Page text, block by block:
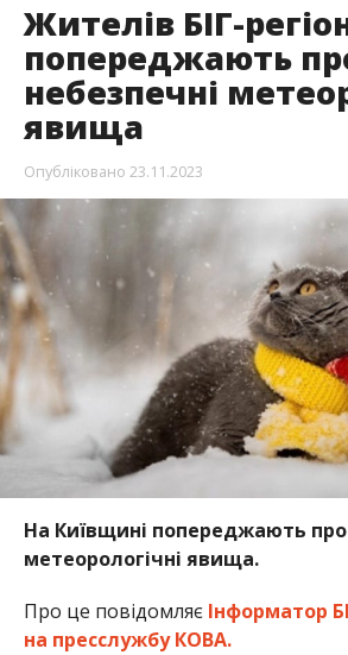
Жителів БІГ-
попереджають
небезпечні
явища
Опубліковано 23.11.2023
На Київщині попереджають про
метеорологічні явища.
Про це повідомляє Інформатор
на пресслужбу КОВА.